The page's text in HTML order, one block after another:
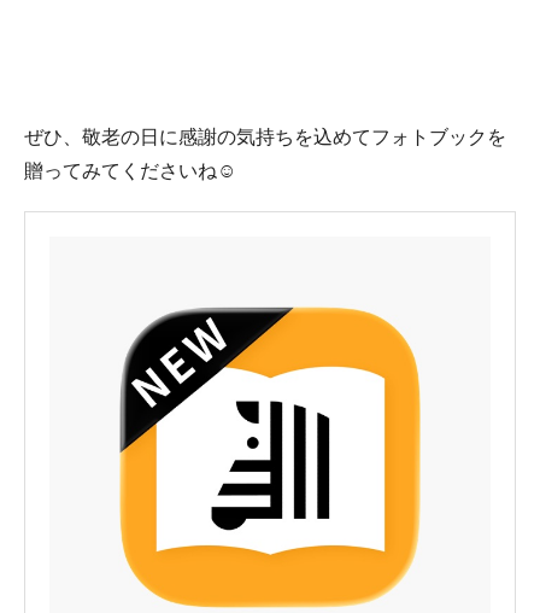
ぜひ、敬老の日に感謝の気持ちを込めてフォトブックを
贈ってみてくださいね☺